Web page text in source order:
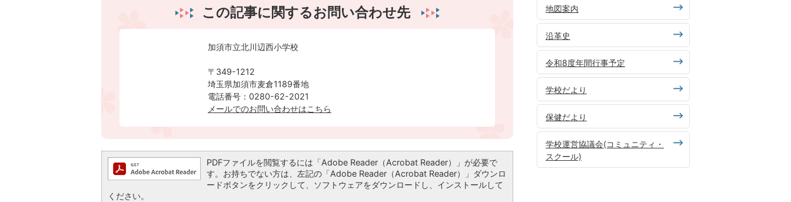
この記事に関するお問い合わせ先
加須市立北川辺西小学校
〒349-1212
埼玉県加須市麦倉1189番地
電話番号：0280-62-2021
メールでのお問い合わせはこちら
PDFファイルを閲覧するには「Adobe Reader（Acrobat Reader）」が必要で
す。お持ちでない方は、左記の「Adobe Reader（Acrobat Reader）」ダウンロ
ードボタンをクリックして、ソフトウェアをダウンロードし、インストールして
ください。
地図案内
沿革史
令和8度年間行事予定
学校だより
保健だより
学校運営協議会(コミュニティ・
スクール)